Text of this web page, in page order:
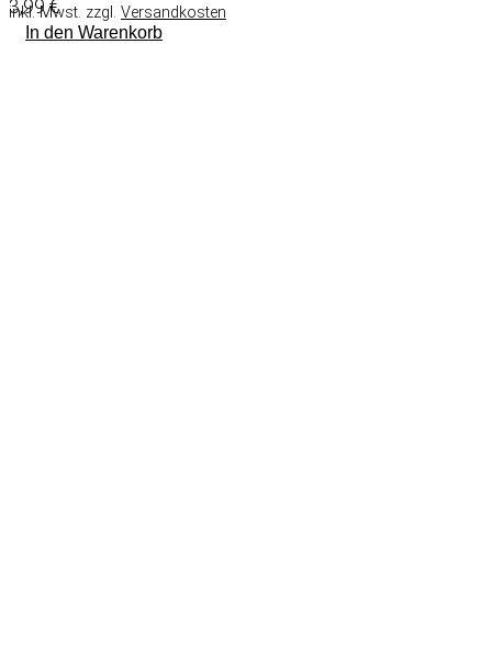
3,99€
inkl. Mwst. zzgl. Versandkosten
In den Warenkorb